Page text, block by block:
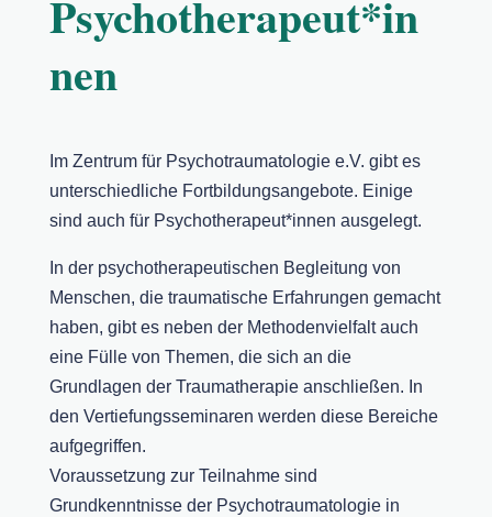
Psychotherapeut*in
nen
Im Zentrum für Psychotraumatologie e.V. gibt es
unterschiedliche Fortbildungsangebote. Einige
sind auch für Psychotherapeut*innen ausgelegt.
In der psychotherapeutischen Begleitung von
Menschen, die traumatische Erfahrungen gemacht
haben, gibt es neben der Methodenvielfalt auch
eine Fülle von Themen, die sich an die
Grundlagen der Traumatherapie anschließen. In
den Vertiefungsseminaren werden diese Bereiche
aufgegriffen.
Voraussetzung zur Teilnahme sind
Grundkenntnisse der Psychotraumatologie in